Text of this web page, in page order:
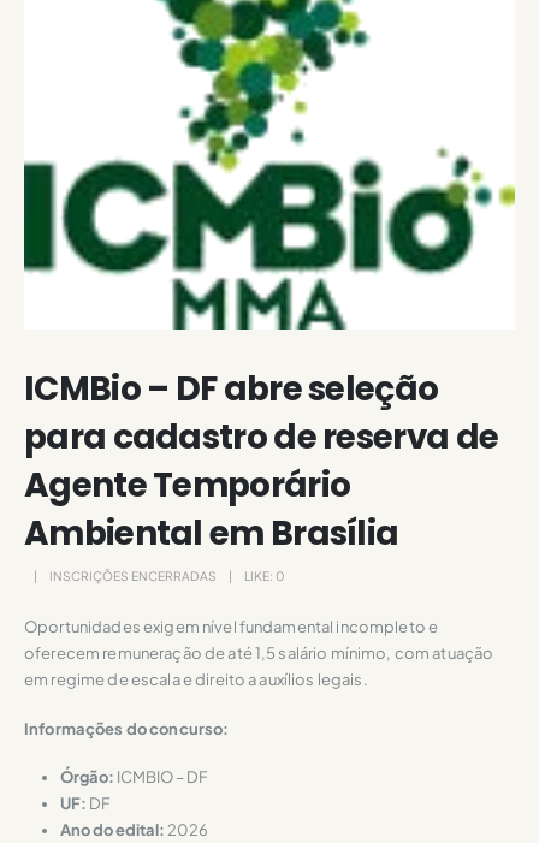
ICMBio – DF abre seleção
para cadastro de reserva de
Agente Temporário
Ambiental em Brasília
INSCRIÇÕES ENCERRADAS LIKE: 0
Oportunidades exigem nível fundamental incompleto e
oferecem remuneração de até 1,5 salário mínimo, com atuação
em regime de escala e direito a auxílios legais.
Informações do concurso:
Órgão: ICMBIO – DF
UF: DF
Ano do edital: 2026